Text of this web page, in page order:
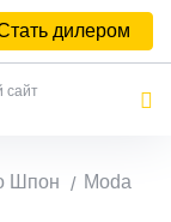
дилером
сайт
Шпон Moda